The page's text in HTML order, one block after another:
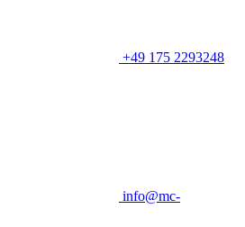
+49 175 2293248
info@mc-